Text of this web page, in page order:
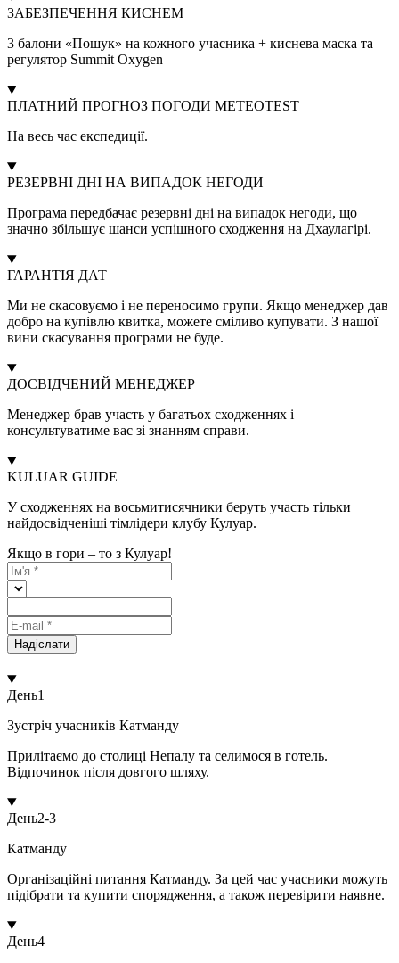
ЗАБЕЗПЕЧЕННЯ КИСНЕМ
3 балони «Пошук» на кожного учасника + киснева маска та
регулятор Summit Oxygen
ПЛАТНИЙ ПРОГНОЗ ПОГОДИ METEOTEST
На весь час експедиції.
РЕЗЕРВНІ ДНІ НА ВИПАДОК НЕГОДИ
Програма передбачає резервні дні на випадок негоди, що
значно збільшує шанси успішного сходження на Дхаулагірі.
ГАРАНТІЯ ДАТ
Ми не скасовуємо і не переносимо групи. Якщо менеджер дав
добро на купівлю квитка, можете сміливо купувати. З нашої
вини скасування програми не буде.
ДОСВІДЧЕНИЙ МЕНЕДЖЕР
Менеджер брав участь у багатьох сходженнях і
консультуватиме вас зі знанням справи.
KULUAR GUIDE
У сходженнях на восьмитисячники беруть участь тільки
найдосвідченіші тімлідери клубу Кулуар.
Якщо в гори – то з Кулуар!
Надіслати
День1
Зустріч учасників Катманду
Прилітаємо до столиці Непалу та селимося в готель.
Відпочинок після довгого шляху.
День2-3
Катманду
Організаційні питання Катманду. За цей час учасники можуть
підібрати та купити спорядження, а також перевірити наявне.
День4